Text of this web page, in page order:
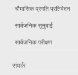
चौमासिक प्रगति प्रतिवेदन
सार्वजनिक सुनुवाई
सार्वजनिक परीक्षण
संपर्क